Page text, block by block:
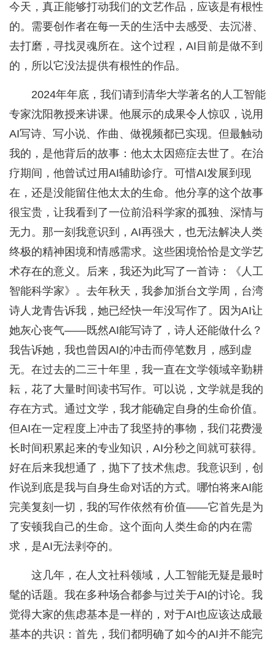
今天，真正能够打动我们的文艺作品，应该是有根性
的。需要创作者在每一天的生活中去感受、去沉潜、
去打磨，寻找灵魂所在。这个过程，AI目前是做不到
的，所以它没法提供有根性的作品。
2024年年底，我们请到清华大学著名的人工智能
专家沈阳教授来讲课。他展示的成果令人惊叹，说用
AI写诗、写小说、作曲、做视频都已实现。但最触动
我的，是他背后的故事：他太太因癌症去世了。在治
疗期间，他曾试过用AI辅助诊疗。可惜AI发展到现
在，还是没能留住他太太的生命。他分享的这个故事
很宝贵，让我看到了一位前沿科学家的孤独、深情与
无力。那一刻我意识到，AI再强大，也无法解决人类
终极的精神困境和情感需求。这些困境恰恰是文学艺
术存在的意义。后来，我还为此写了一首诗：《人工
智能科学家》。去年秋天，我参加浙台文学周，台湾
诗人龙青告诉我，她已经快一年没写作了。因为AI让
她灰心丧气——既然AI能写诗了，诗人还能做什么？
我告诉她，我也曾因AI的冲击而停笔数月，感到虚
无。在过去的二三十年里，我一直在文学领域辛勤耕
耘，花了大量时间读书写作。可以说，文学就是我的
存在方式。通过文学，我才能确定自身的生命价值。
但AI在一定程度上冲击了我坚持的事物，我们花费漫
长时间积累起来的专业知识，AI分秒之间就可获得。
好在后来我想通了，抛下了技术焦虑。我意识到，创
作说到底是我与自身生命对话的方式。哪怕将来AI能
完美复刻一切，我的写作依然有价值——它首先是为
了安顿我自己的生命。这个面向人类生命的内在需
求，是AI无法剥夺的。
这几年，在人文社科领域，人工智能无疑是最时
髦的话题。我在多种场合都参与过关于AI的讨论。我
觉得大家的焦虑基本是一样的，对于AI也应该达成最
基本的共识：首先，我们都明确了如今的AI并不能完